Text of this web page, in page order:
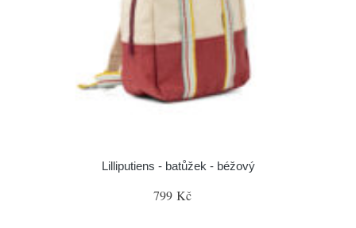
Lilliputiens - batůžek - béžový
799 Kč